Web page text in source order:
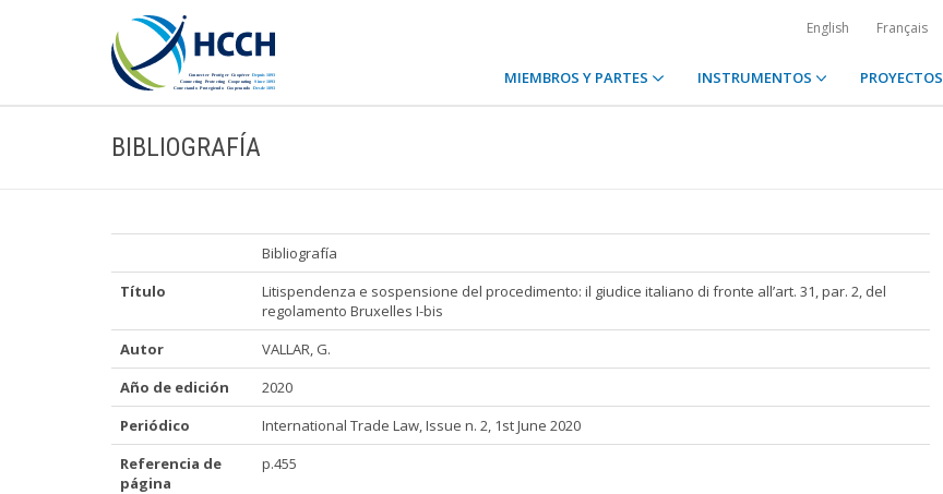
English Français
MIEMBROS Y PARTES INSTRUMENTOS PROYECTOS
BIBLIOGRAFÍA
Bibliografía
Título
Litispendenza e sospensione del procedimento: il giudice italiano di fronte all’art. 31, par. 2, del
regolamento Bruxelles I-bis
Autor
VALLAR, G.
Año de edición
2020
Periódico
International Trade Law, Issue n. 2, 1st June 2020
Referencia de
página
p.455